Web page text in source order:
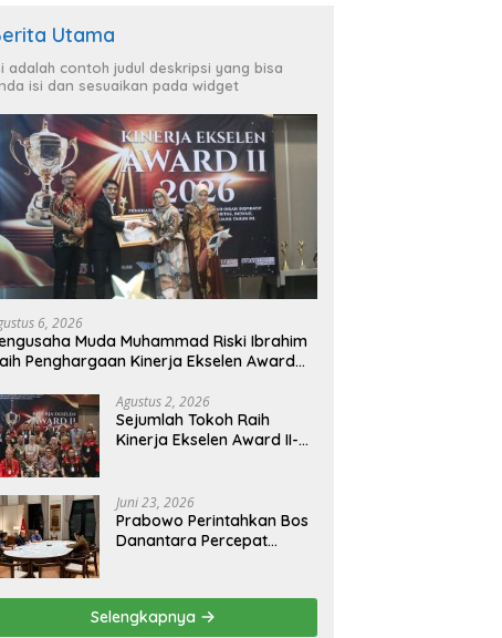
Utama
adalah contoh judul deskripsi yang bisa
isi dan sesuaikan pada widget
6, 2026
Muda Muhammad Riski Ibrahim
Penghargaan Kinerja Ekselen Award
Agustus 2, 2026
Sejumlah Tokoh Raih
Kinerja Ekselen Award II-
Juni 23, 2026
Prabowo Perintahkan Bos
Danantara Percepat
Ekonomi Baru
Selengkapnya